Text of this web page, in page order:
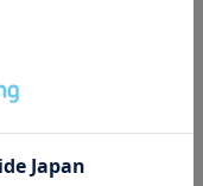
カーペットは
物のカーペッ
しかないと言
年代に日本
使っていま